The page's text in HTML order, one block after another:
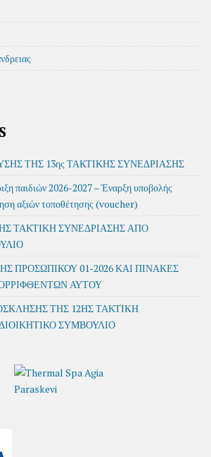
ΤΗΣ 13ης ΤΑΚΤΙΚΗΣ ΣΥΝΕΔΡΙΑΣΗΣ
παιδιών 2026-2027 – Έναρξη υποβολής
αξιών τοποθέτησης (voucher)
ΤΑΚΤΙΚΗ ΣΥΝΕΔΡΙΑΣΗΣ ΑΠΟ
ΠΡΟΣΩΠΙΚΟΥ 01-2026 ΚΑΙ ΠΙΝΑΚΕΣ
ΑΥΤΟΥ
ΤΗΣ 12ΗΣ ΤΑΚΤΙΚΗ
ΣΥΜΒΟΥΛΙΟ